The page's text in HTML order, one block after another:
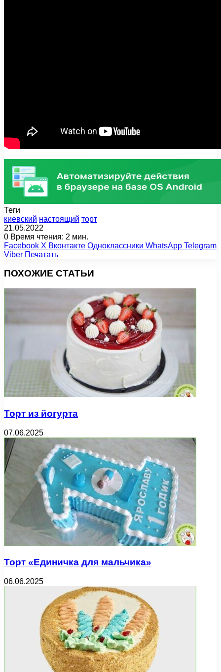
Теги
киевский настоящий торт
21.05.2022
0 Время чтения: 2 мин.
Facebook X Вконтакте Одноклассники WhatsApp Telegram
Viber Печатать
ПОХОЖИЕ СТАТЬИ
Торт из йогурта
07.06.2025
Торт «Единичка для мальчика»
06.06.2025